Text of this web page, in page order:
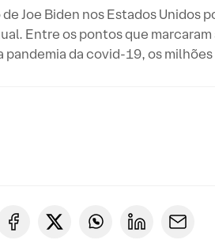
Joe Biden nos Estados Unidos
Entre os pontos que
pandemia da covid-19, os milhões